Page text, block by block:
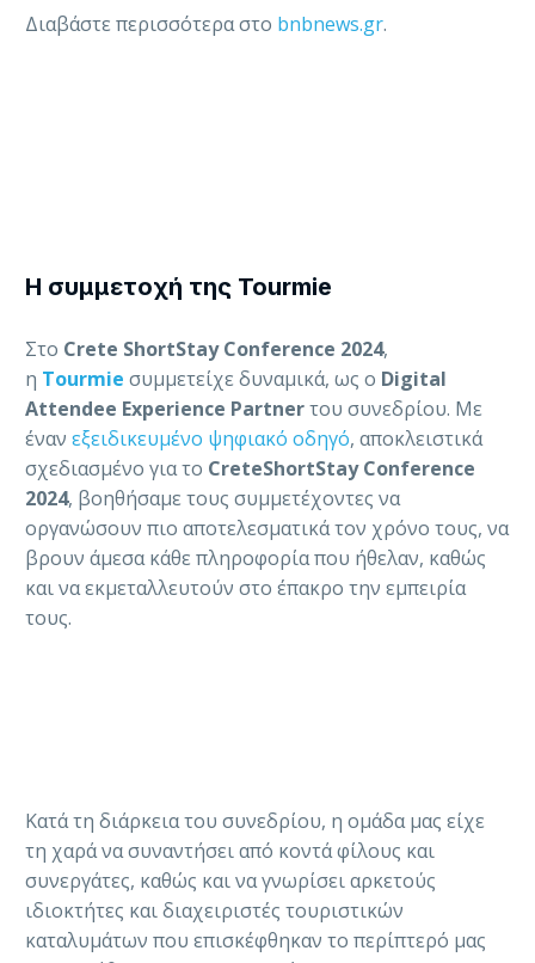
Διαβάστε περισσότερα στο bnbnews.gr.
Η συμμετοχή της Tourmie
Στο Crete ShortStay Conference 2024,
η Tourmie συμμετείχε δυναμικά, ως ο Digital
Attendee Experience Partnerτου συνεδρίου. Με
έναν εξειδικευμένο ψηφιακό οδηγό, αποκλειστικά
σχεδιασμένο για το CreteShortStay Conference
2024, βοηθήσαμε τους συμμετέχοντες να
οργανώσουν πιο αποτελεσματικά τον χρόνο τους, να
βρουν άμεσα κάθε πληροφορία που ήθελαν, καθώς
και να εκμεταλλευτούν στο έπακρο την εμπειρία
τους.
Κατά τη διάρκεια του συνεδρίου, η ομάδα μας είχε
τη χαρά να συναντήσει από κοντά φίλους και
συνεργάτες, καθώς και να γνωρίσει αρκετούς
ιδιοκτήτες και διαχειριστές τουριστικών
καταλυμάτων που επισκέφθηκαν το περίπτερό μας